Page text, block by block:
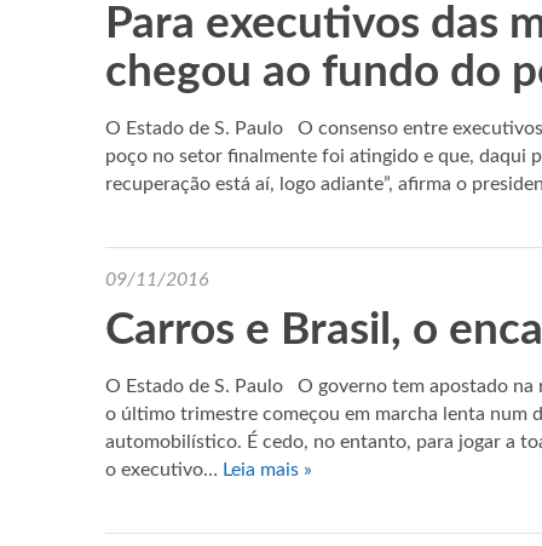
Para executivos das
chegou ao fundo do
O Estado de S. Paulo O consenso entre
poço no setor finalmente foi atingido e que, daqui
recuperação está aí, logo adiante”, afirma o
09/11/2016
Carros e Brasil, o
O Estado de S. Paulo O governo tem apostado na
o último trimestre começou em marcha lenta num
automobilístico. É cedo, no entanto, para jogar a
o executivo… Leia mais »